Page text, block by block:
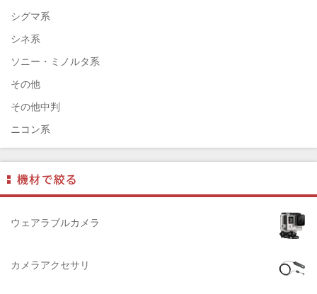
ELEFOTO（エレフォト）
ELECOM（エレコム）
￼EIZO（エイゾ）
edelkrone（エーデンクローン）
Garmin（ガーミン）
Dust-Off（ダストオフ）
DreamMaker（ドリームメーカー）
DNPフォトイメージング(ディーエヌピー)
DIGITALKING（デジタルキング）
diagnl（ダイアグナル）
Lowepro（ロープロ）
シグマ系
シネ系
ソニー・ミノルタ系
その他
その他中判
ニコン系
フジフィルム系
ペンタックス系
ライカ系
中判海外系
ウェアラブルカメラ
カメラアクセサリ